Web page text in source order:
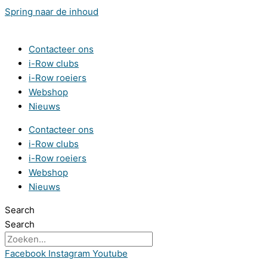
Spring naar de inhoud
Contacteer ons
i-Row clubs
i-Row roeiers
Webshop
Nieuws
Contacteer ons
i-Row clubs
i-Row roeiers
Webshop
Nieuws
Search
Search
Facebook Instagram Youtube